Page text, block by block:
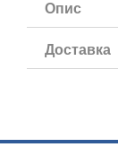
Опис
Доставка